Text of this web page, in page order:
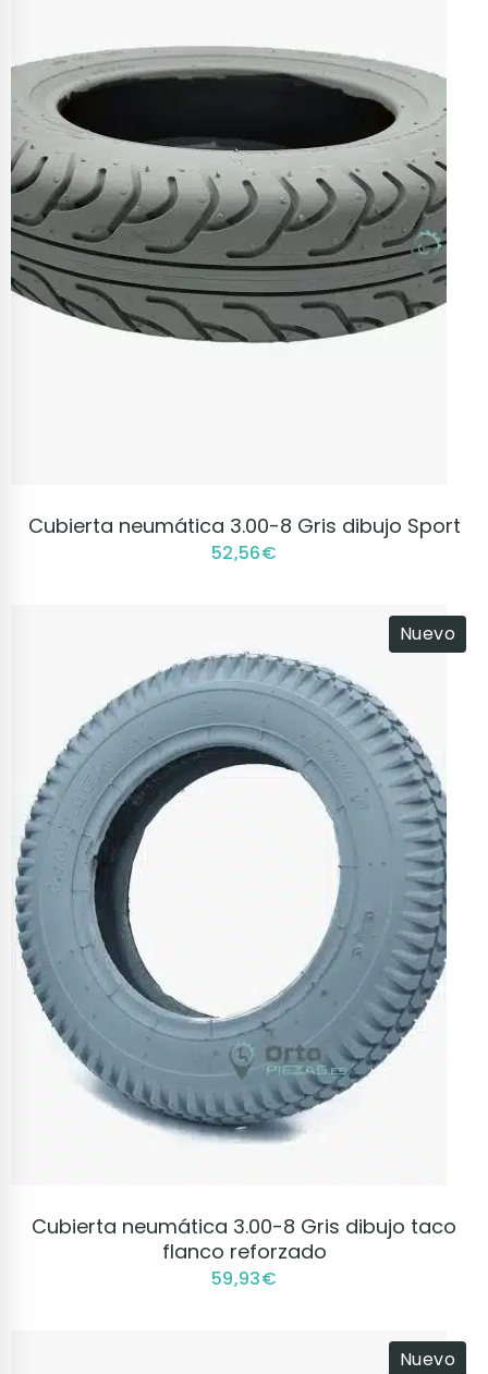
VER PRODUCTO
Cubierta neumática 3.00-8 Gris dibujo Sport
52,56€
Nuevo
VER PRODUCTO
Cubierta neumática 3.00-8 Gris dibujo taco
flanco reforzado
59,93€
Nuevo